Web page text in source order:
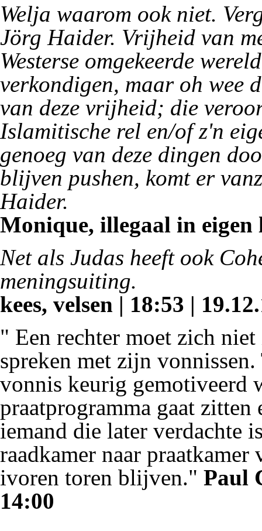
Welja waarom ook niet.
Jörg Haider. Vrijheid van
Westerse omgekeerde
verkondigen, maar oh wee
van deze vrijheid; die
Islamitische rel en/of z'n
genoeg van deze dingen
blijven pushen, komt er
Haider.
Monique, illegaal in eigen
Net als Judas heeft ook
meningsuiting.
kees, velsen | 18:53 |
" Een rechter moet zich
spreken met zijn
vonnis keurig gemotiveerd
praatprogramma gaat
iemand die later verdachte
raadkamer naar
ivoren toren blijven." Paul
14:00